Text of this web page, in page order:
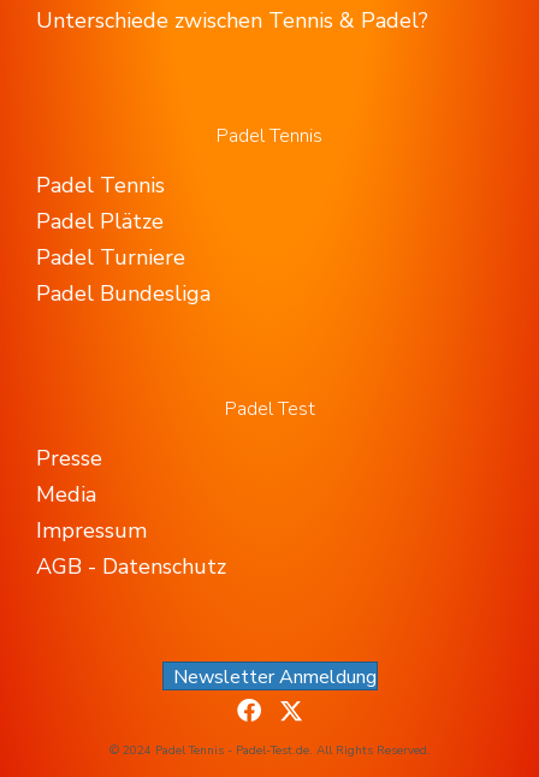
Unterschiede zwischen Tennis & Padel?
Padel Tennis
Padel Tennis
Padel Plätze
Padel Turniere
Padel Bundesliga
Padel Test
Presse
Media
Impressum
AGB - Datenschutz
Newsletter Anmeldung
© 2024 Padel Tennis - Padel-Test.de. All Rights Reserved.